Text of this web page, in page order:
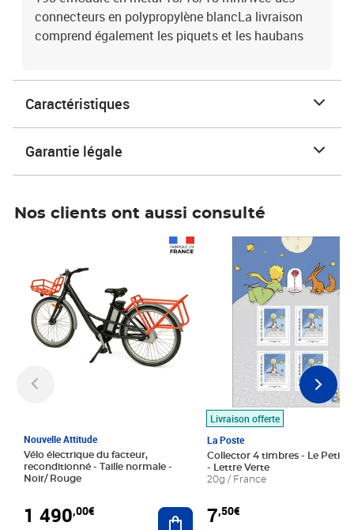
connecteurs en polypropylène blancLa livraison
comprend également les piquets et les haubans
Caractéristiques
Garantie légale
Nos clients ont aussi consulté
Nouvelle Attitude
Vélo électrique du facteur,
reconditionné - Taille normale -
Noir/ Rouge
1 490,00€ Ajouter au panier
Livraison offerte
La Poste
Collector 4 timbres - Le Petit
- Lettre Verte
20g / France
7,50€
Prix 7,50€